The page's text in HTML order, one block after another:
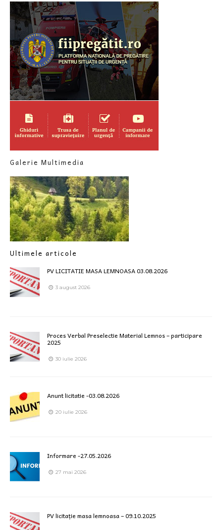
Galerie Multimedia
Ultimele articole
PV LICITATIE MASA LEMNOASA 03.08.2026
3 august 2026
Proces Verbal Preselectie Material Lemnos – participare
2025
30 iulie 2026
Anunt licitatie -03.08.2026
20 iulie 2026
Informare -27.05.2026
27 mai 2026
PV licitație masa lemnoasa – 09.10.2025